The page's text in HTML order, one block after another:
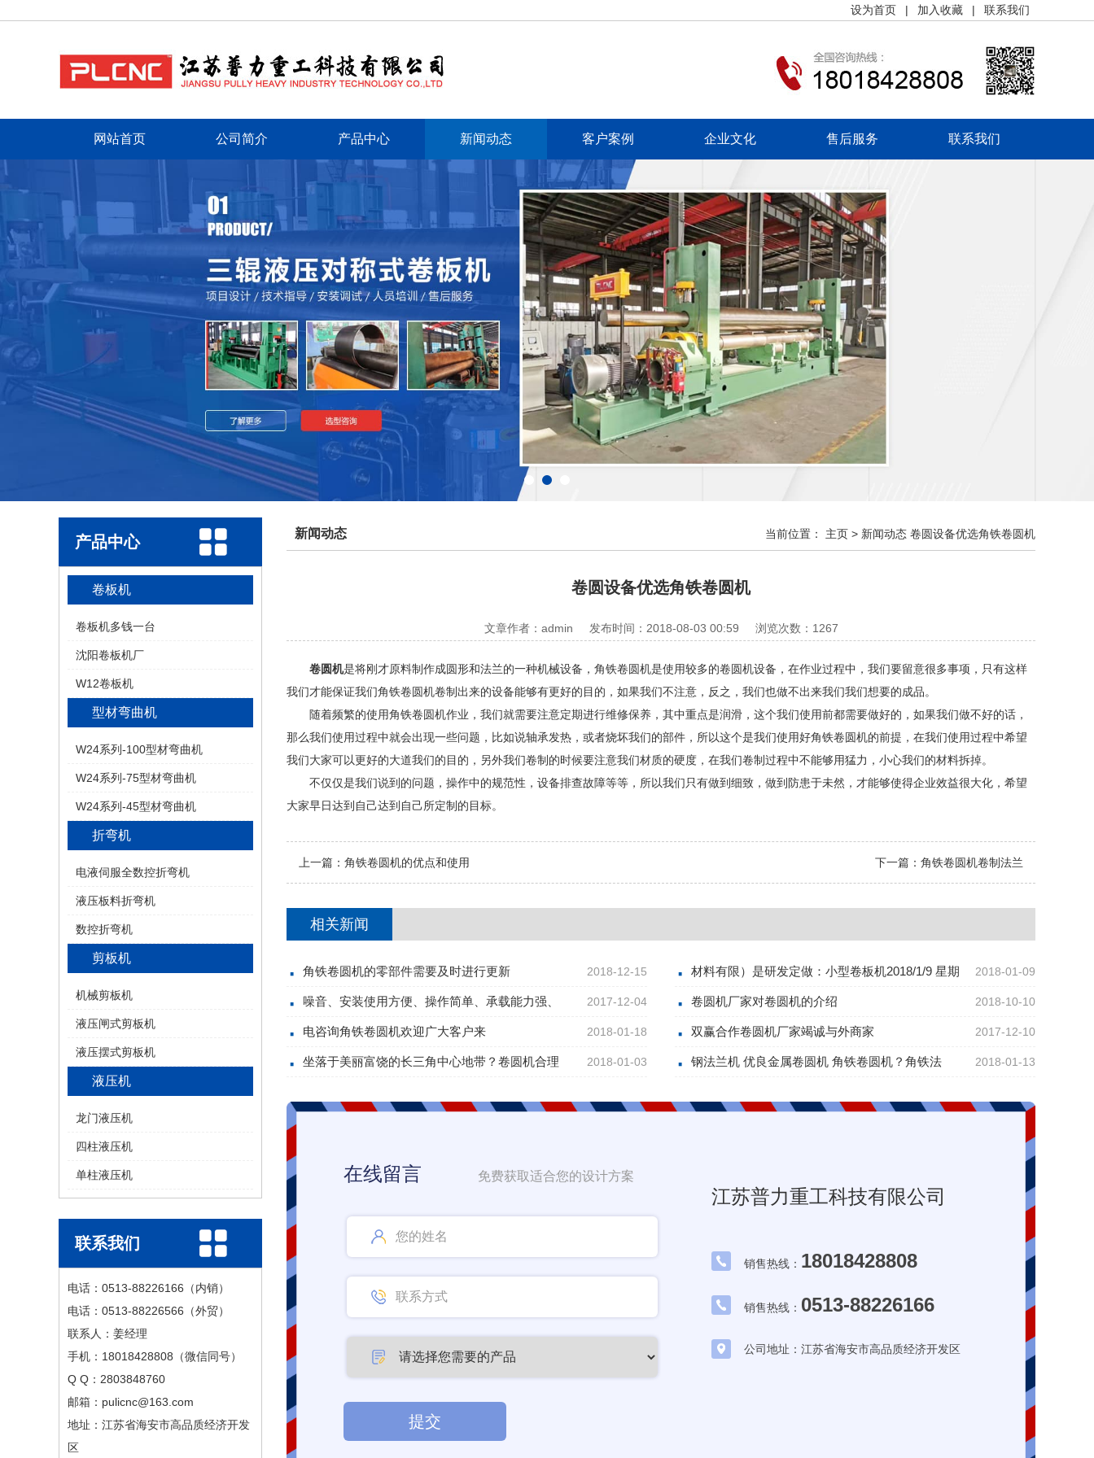
设为首页 | 加入收藏 | 联系我们
网站首页 公司简介 产品中心 新闻动态 客户案例 企业文化 售后服务 联系我们
产品中心
卷板机
卷板机多钱一台
沈阳卷板机厂
W12卷板机
型材弯曲机
W24系列-100型材弯曲机
W24系列-75型材弯曲机
W24系列-45型材弯曲机
折弯机
电液伺服全数控折弯机
液压板料折弯机
数控折弯机
剪板机
机械剪板机
液压闸式剪板机
液压摆式剪板机
液压机
龙门液压机
四柱液压机
单柱液压机
联系我们
电话：0513-88226166（内销）
电话：0513-88226566（外贸）
联系人：姜经理
手机：18018428808（微信同号）
Q Q：2803848760
邮箱：pulicnc@163.com
地址：江苏省海安市高品质经济开发
区
新闻动态 当前位置： 主页 > 新闻动态 卷圆设备优选角铁卷圆机
卷圆设备优选角铁卷圆机
文章作者：admin 发布时间：2018-08-03 00:59 浏览次数：1267
卷圆机是将刚才原料制作成圆形和法兰的一种机械设备，角铁卷圆机是使用较多的卷圆机设备，在作业过程中，我们要留意很多事项，只有这样
我们才能保证我们角铁卷圆机卷制出来的设备能够有更好的目的，如果我们不注意，反之，我们也做不出来我们我们想要的成品。
随着频繁的使用角铁卷圆机作业，我们就需要注意定期进行维修保养，其中重点是润滑，这个我们使用前都需要做好的，如果我们做不好的话，
那么我们使用过程中就会出现一些问题，比如说轴承发热，或者烧坏我们的部件，所以这个是我们使用好角铁卷圆机的前提，在我们使用过程中希望
我们大家可以更好的大道我们的目的，另外我们卷制的时候要注意我们材质的硬度，在我们卷制过程中不能够用猛力，小心我们的材料拆掉。
不仅仅是我们说到的问题，操作中的规范性，设备排查故障等等，所以我们只有做到细致，做到防患于未然，才能够使得企业效益很大化，希望
大家早日达到自己达到自己所定制的目标。
上一篇： 角铁卷圆机的优点和使用 下一篇： 角铁卷圆机卷制法兰
相关新闻
角铁卷圆机的零部件需要及时进行更新 2018-12-15 材料有限）是研发定做：小型卷板机2018/1/9 星期 2018-01-09
噪音、安装使用方便、操作简单、承载能力强、 2017-12-04 卷圆机厂家对卷圆机的介绍 2018-10-10
电咨询角铁卷圆机欢迎广大客户来 2018-01-18 双赢合作卷圆机厂家竭诚与外商家 2017-12-10
坐落于美丽富饶的长三角中心地带？卷圆机合理 2018-01-03 钢法兰机 优良金属卷圆机 角铁卷圆机？角铁法 2018-01-13
在线留言 免费获取适合您的设计方案
江苏普力重工科技有限公司
销售热线： 18018428808
销售热线： 0513-88226166
公司地址：江苏省海安市高品质经济开发区